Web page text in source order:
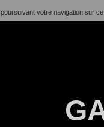
poursuivant votre navigation sur